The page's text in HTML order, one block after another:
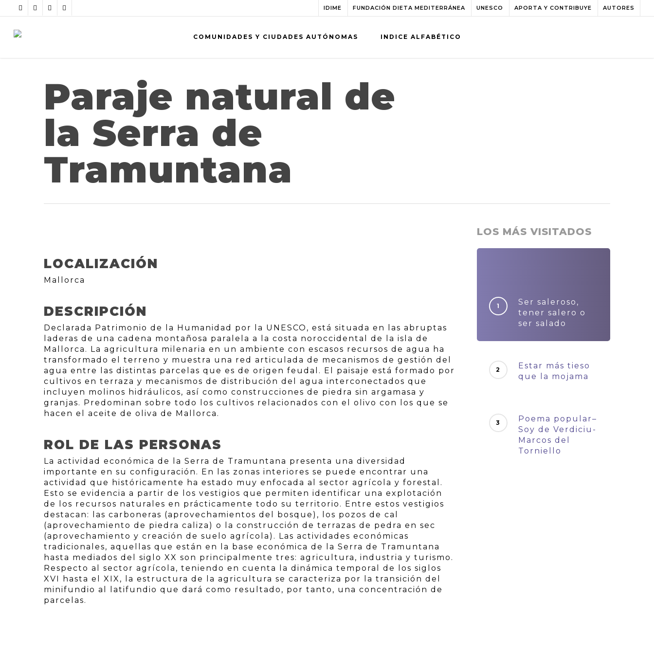
IDIME FUNDACIÓN DIETA MEDITERRÁNEA UNESCO APORTA Y CONTRIBUYE AUTORES
COMUNIDADES Y CIUDADES AUTÓNOMAS INDICE ALFABÉTICO
Paraje natural de
la Serra de
Tramuntana
LOCALIZACIÓN
Mallorca
DESCRIPCIÓN
Declarada Patrimonio de la Humanidad por la UNESCO, está situada en las abruptas
laderas de una cadena montañosa paralela a la costa noroccidental de la isla de
Mallorca. La agricultura milenaria en un ambiente con escasos recursos de agua ha
transformado el terreno y muestra una red articulada de mecanismos de gestión del
agua entre las distintas parcelas que es de origen feudal. El paisaje está formado por
cultivos en terraza y mecanismos de distribución del agua interconectados que
incluyen molinos hidráulicos, así como construcciones de piedra sin argamasa y
granjas. Predominan sobre todo los cultivos relacionados con el olivo con los que se
hacen el aceite de oliva de Mallorca.
ROL DE LAS PERSONAS
La actividad económica de la Serra de Tramuntana presenta una diversidad
importante en su configuración. En las zonas interiores se puede encontrar una
actividad que históricamente ha estado muy enfocada al sector agrícola y forestal.
Esto se evidencia a partir de los vestigios que permiten identificar una explotación
de los recursos naturales en prácticamente todo su territorio. Entre estos vestigios
destacan: las carboneras (aprovechamientos del bosque), los pozos de cal
(aprovechamiento de piedra caliza) o la construcción de terrazas de pedra en sec
(aprovechamiento y creación de suelo agrícola). Las actividades económicas
tradicionales, aquellas que están en la base económica de la Serra de Tramuntana
hasta mediados del siglo XX son principalmente tres: agricultura, industria y turismo.
Respecto al sector agrícola, teniendo en cuenta la dinámica temporal de los siglos
XVI hasta el XIX, la estructura de la agricultura se caracteriza por la transición del
minifundio al latifundio que dará como resultado, por tanto, una concentración de
parcelas.
LOS MÁS VISITADOS
Ser saleroso,
tener salero o
ser salado
Estar más tieso
que la mojama
Poema popular–
Soy de Verdiciu-
Marcos del
Torniello